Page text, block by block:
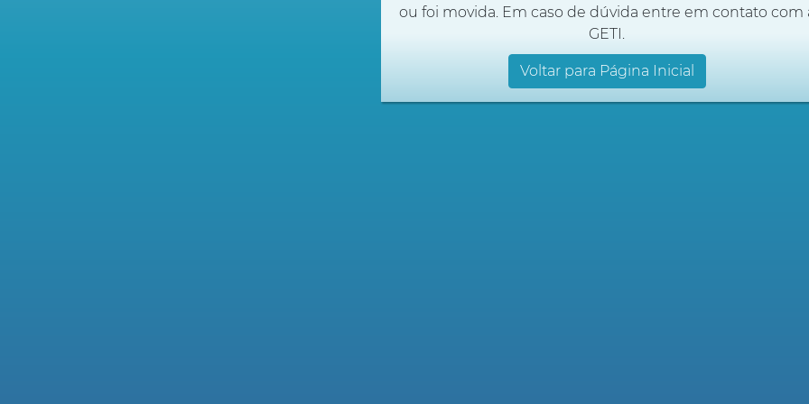
ou foi movida. Em caso de dúvida entre em contato com
GETI.
Voltar para Página Inicial